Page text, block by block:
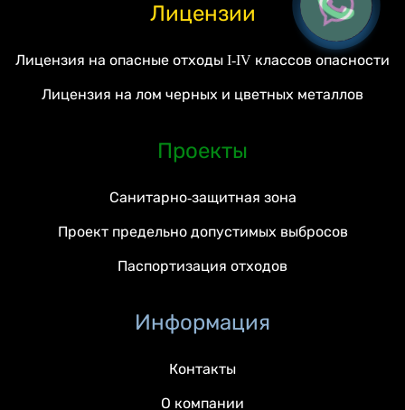
Лицензии
Лицензия на опасные отходы I-IV классов опасности
Лицензия на лом черных и цветных металлов
Проекты
Санитарно-защитная зона
Проект предельно допустимых выбросов
Паспортизация отходов
Информация
Контакты
О компании